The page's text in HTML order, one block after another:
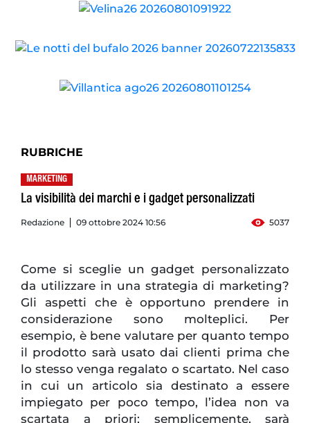
RUBRICHE
MARKETING
La visibilità dei marchi e i gadget personalizzati
Redazione 09 ottobre 2024 10:56 5037
Come si sceglie un gadget personalizzato
da utilizzare in una strategia di marketing?
Gli aspetti che è opportuno prendere in
considerazione sono molteplici. Per
esempio, è bene valutare per quanto tempo
il prodotto sarà usato dai clienti prima che
lo stesso venga regalato o scartato. Nel caso
in cui un articolo sia destinato a essere
impiegato per poco tempo, l’idea non va
scartata a priori; semplicemente, sarà